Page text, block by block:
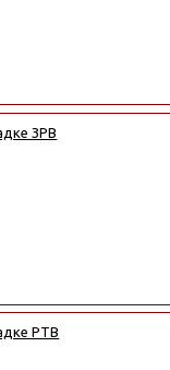
ЗРВ
РТВ